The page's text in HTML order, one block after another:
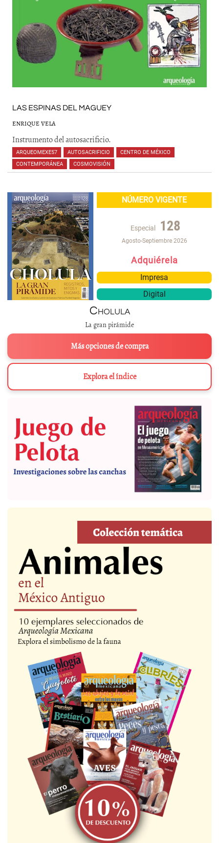
LAS ESPINAS DEL MAGUEY
ENRIQUE VELA
Instrumento del autosacrificio.
ARQUEOMEXE57 AUTOSACRIFICIO CENTRO DE MÉXICO
CONTEMPORÁNEA
COSMOVISIÓN
NÚMERO VIGENTE
Especial 128
Agosto-Septiembre 2026
Adquiérela
Impresa
Digital
Cholula
La gran pirámide
Más opciones de compra
Explora el índice